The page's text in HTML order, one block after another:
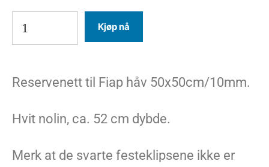
Kjøp nå
Reservenett til Fiap håv 50x50cm/10mm.
Hvit nolin, ca. 52 cm dybde.
Merk at de svarte festeklipsene ikke er